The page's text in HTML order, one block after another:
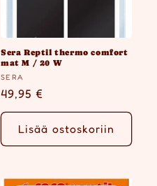
Sera Reptil thermo comfort
mat M / 20 W
Myyjä:
SERA
Normaalihinta
49,95 €
Lisää ostoskoriin